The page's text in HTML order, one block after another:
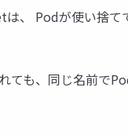
、 Podが使い捨
も、同じ名前で